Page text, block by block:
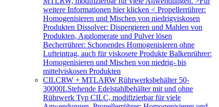
weitere Informationen hier klicken < Propellerrührer:
Homogenisieren und Mischen von niedrigviskosen
Produkten Dissolver: Dispergieren und Mahlen von
Produkten, Agglomerate und Pulver lösen
Becherrührer: Schonendes Homogenisieren ohne
Lufteintrag, auch für viskosere Produkte Balkenrührer:
Homogenisieren und Mischen von niedrig- bis
mittelviskosen Produkten
CILCRW + MTLARW Rührwerksbehälter 50-
30000LStehende Edelstahlbehälter mit und ohne
Rührwerk Typ CILC, modifizierbar für viele